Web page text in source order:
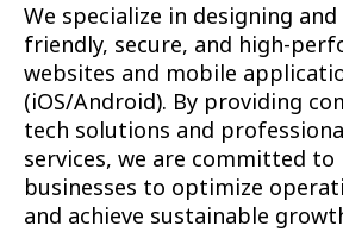
We specialize in designing and
friendly, secure, and high-
websites and mobile
(iOS/Android). By providing
tech solutions and
services, we are committed
businesses to optimize
and achieve sustainable